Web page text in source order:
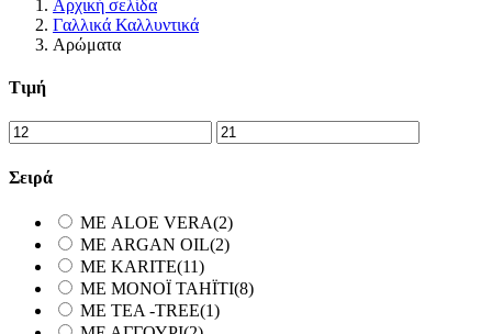
Αρχική σελίδα
Γαλλικά Καλλυντικά
Αρώματα
Τιμή
Σειρά
ΜΕ ALOE VERA(2)
ΜΕ ARGAN OIL(2)
ΜΕ KARITE(11)
ΜΕ MONOΪ TAHΪTI(8)
ΜΕ TEA -TREE(1)